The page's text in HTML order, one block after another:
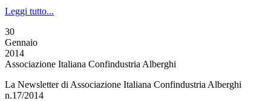
Leggi tutto...
30
Gennaio
2014
Associazione Italiana Confindustria Alberghi
La Newsletter di Associazione Italiana Confindustria Alberghi
n.17/2014